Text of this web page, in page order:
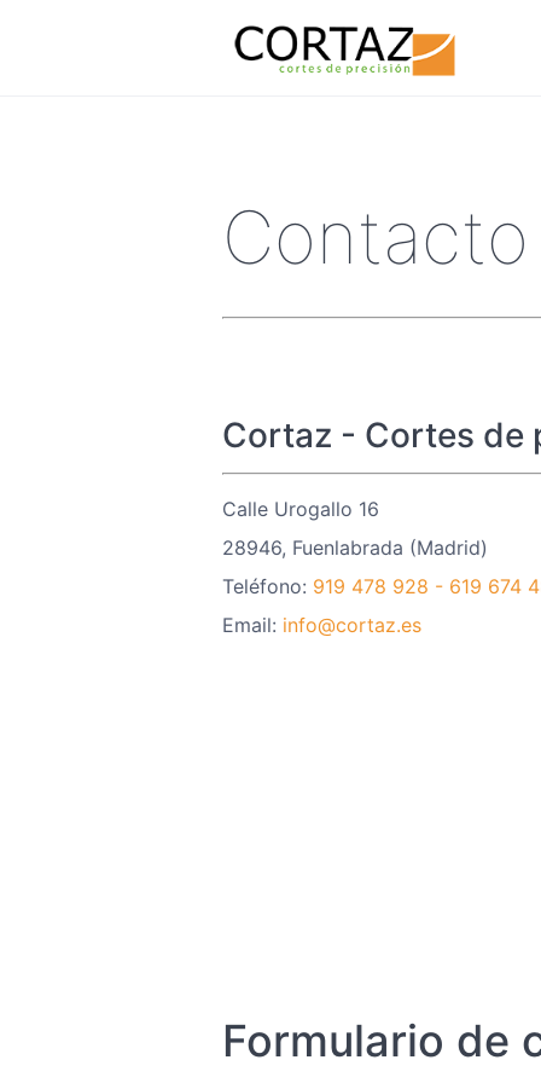
Contacto
Cortaz - Cortes de
Calle Urogallo 16
28946, Fuenlabrada (Madrid)
Teléfono: 919 478 928 - 619 674
Email: info@cortaz.es
Formulario de